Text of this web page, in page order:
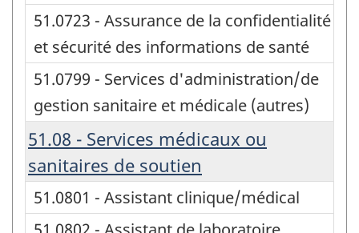
51.0723 - Assurance de la confidentialité
et sécurité des informations de santé
51.0799 - Services d'administration/de
gestion sanitaire et médicale (autres)
51.08 - Services médicaux ou
sanitaires de soutien
51.0801 - Assistant clinique/médical